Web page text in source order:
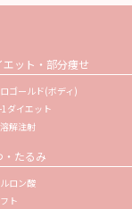
エット・部分痩せ
ゴールド(ボディ)
1ダイエット
解注射
・たるみ
ロン酸
ト